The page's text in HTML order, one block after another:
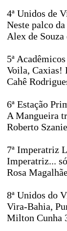
4ª Unidos de
Neste palco
Alex de
5ª
Voila, Caxias!
Cahê
6ª Estação
A Mangueira
Roberto
7ª Imperatriz
Imperatriz...
Rosa
8ª Unidos do
Vira-Bahia,
Milton Cunha